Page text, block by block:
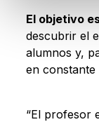
El objetivo
descubrir el
alumnos y,
en constante
“El profesor